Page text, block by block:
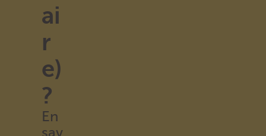
ai
r
e)
?
En
sav